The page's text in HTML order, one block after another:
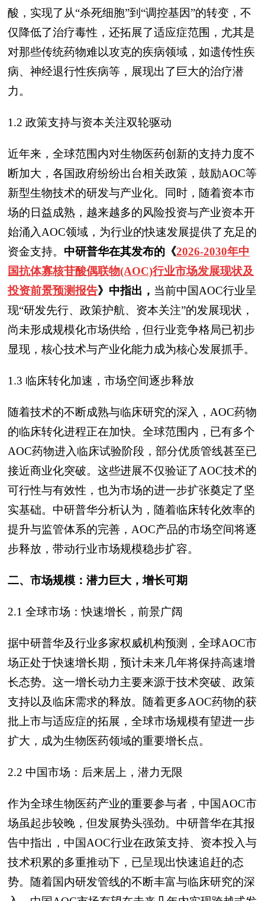
酸，实现了从“杀死细胞”到“调控基因”的转变，不
仅降低了治疗毒性，还拓展了适应症范围，尤其是
对那些传统药物难以攻克的疾病领域，如遗传性疾
病、神经退行性疾病等，展现出了巨大的治疗潜
力。
1.2 政策支持与资本关注双轮驱动
近年来，全球范围内对生物医药创新的支持力度不
断加大，各国政府纷纷出台相关政策，鼓励AOC等
新型生物技术的研发与产业化。同时，随着资本市
场的日益成熟，越来越多的风险投资与产业资本开
始涌入AOC领域，为行业的快速发展提供了充足的
资金支持。 中研普华在其发布的《2026-2030年中
国抗体寡核苷酸偶联物(AOC)行业市场发展现状及
投资前景预测报告》中指出， 当前中国AOC行业呈
现“研发先行、政策护航、资本关注”的发展现状，
尚未形成规模化市场供给，但行业竞争格局已初步
显现，核心技术与产业化能力成为核心发展抓手。
1.3 临床转化加速，市场空间逐步释放
随着技术的不断成熟与临床研究的深入，AOC药物
的临床转化进程正在加快。全球范围内，已有多个
AOC药物进入临床试验阶段，部分优质管线甚至已
接近商业化突破。这些进展不仅验证了AOC技术的
可行性与有效性，也为市场的进一步扩张奠定了坚
实基础。中研普华分析认为，随着临床转化效率的
提升与监管体系的完善，AOC产品的市场空间将逐
步释放，带动行业市场规模稳步扩容。
二、市场规模：潜力巨大，增长可期
2.1 全球市场：快速增长，前景广阔
据中研普华及行业多家权威机构预测，全球AOC市
场正处于快速增长期，预计未来几年将保持高速增
长态势。这一增长动力主要来源于技术突破、政策
支持以及临床需求的释放。随着更多AOC药物的获
批上市与适应症的拓展，全球市场规模有望进一步
扩大，成为生物医药领域的重要增长点。
2.2 中国市场：后来居上，潜力无限
作为全球生物医药产业的重要参与者，中国AOC市
场虽起步较晚，但发展势头强劲。中研普华在其报
告中指出，中国AOC行业在政策支持、资本投入与
技术积累的多重推动下，已呈现出快速追赶的态
势。随着国内研发管线的不断丰富与临床研究的深